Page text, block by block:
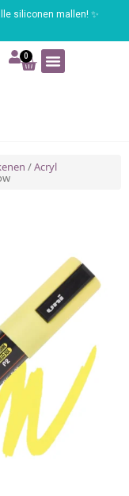
siliconen mallen! ✨
0
/Acryl